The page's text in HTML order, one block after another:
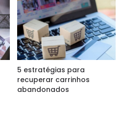
5 estratégias para
recuperar carrinhos
abandonados